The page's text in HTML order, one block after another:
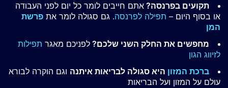
תקועים בפרנסה? אתם חייבים לומר כל יום לפני העבודה
או בסוף היום – תפילה לפרנסה. גם סגולה לומר את פרשת
המן
מחפשים את החלק השני שלכם? לפניכם מאגר תפילות
לזיווג הגון
ברכת המזון היא סגולה לבריאות איתנה וגם הוקרה לבורא
עולם על המזון ועל הבריאות